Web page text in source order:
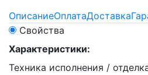
ОписаниеОплатаДоставка
Свойства
Характеристики:
Техника исполнения /